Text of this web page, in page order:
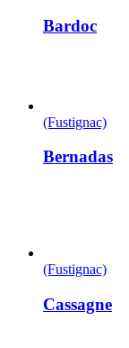
Bardoc
(Fustignac)
Bernadas
(Fustignac)
Cassagne